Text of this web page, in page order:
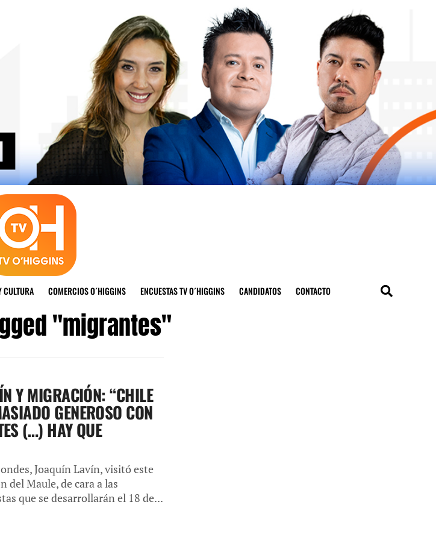
CULTURA COMERCIOS O´HIGGINS ENCUESTAS TV O´HIGGINS CANDIDATOS CONTACTO
"migrantes"
Y MIGRACIÓN: “CHILE
GENEROSO CON
(…) HAY QUE
Joaquín Lavín, visitó este
del Maule, de cara a las
que se desarrollarán el 18 de...